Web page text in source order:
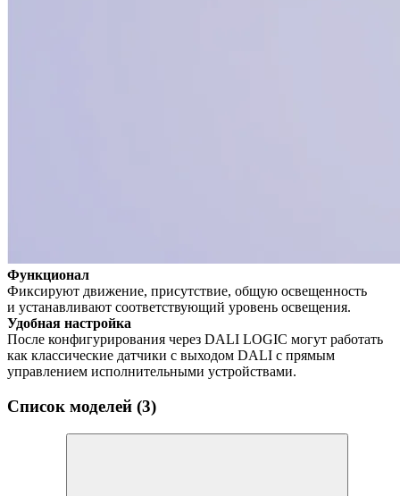
Функционал
Фиксируют движение, присутствие, общую освещенность
и устанавливают соответствующий уровень освещения.
Удобная настройка
После конфигурирования через DALI LOGIC могут работать
как классические датчики с выходом DALI с прямым
управлением исполнительными устройствами.
Список моделей (3)